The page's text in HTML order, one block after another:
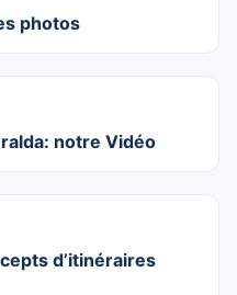
photos
notre Vidéo
d’itinéraires